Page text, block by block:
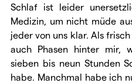
Schlaf ist leider
Medizin, um nicht müde
jeder von uns klar. Als
auch Phasen hinter mir,
sieben bis neun Stunden
habe. Manchmal habe ich